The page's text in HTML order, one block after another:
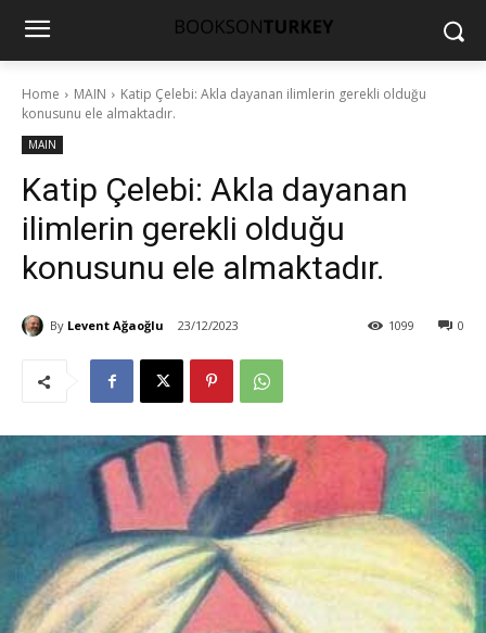
Home MAIN
Katip Çelebi: Akla dayanan ilimlerin gerekli olduğu
konusunu ele almaktadır.
MAIN
Katip Çelebi: Akla dayanan
ilimlerin gerekli olduğu
konusunu ele almaktadır.
By Levent Ağaoğlu 23/12/2023 0
1099